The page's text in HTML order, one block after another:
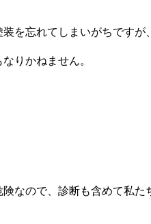
を忘れてしまいがちです
りかねません。
なので、診断も含めて私た